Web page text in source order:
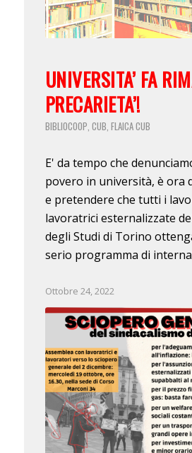
UNIVERSITA’ FA
PRECARIETA’!
BIBLIOCOOP, CUB, FLAICA CUB
E' da tempo che
povero in università, è ora
e pretendere che tutti i
lavoratrici esternalizzate
degli Studi di Torino
serio programma di
Ottobre 24, 2022